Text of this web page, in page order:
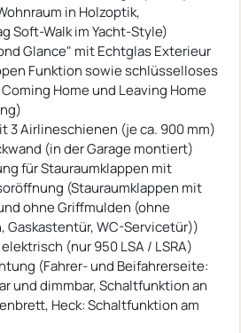
in Holzoptik,
Soft-Walk im Yacht-Style)
Glance" mit Echtglas Exterieur
Funktion sowie schlüsselloses
Home und Leaving Home
3 Airlineschienen (je ca. 900 mm)
(in der Garage montiert)
für Stauraumklappen mit
(Stauraumklappen mit
ohne Griffmulden (ohne
Gaskastentür, WC-Servicetür))
(nur 950 LSA / LSRA)
(Fahrer- und Beifahrerseite:
und dimmbar, Schaltfunktion an
Heck: Schaltfunktion am